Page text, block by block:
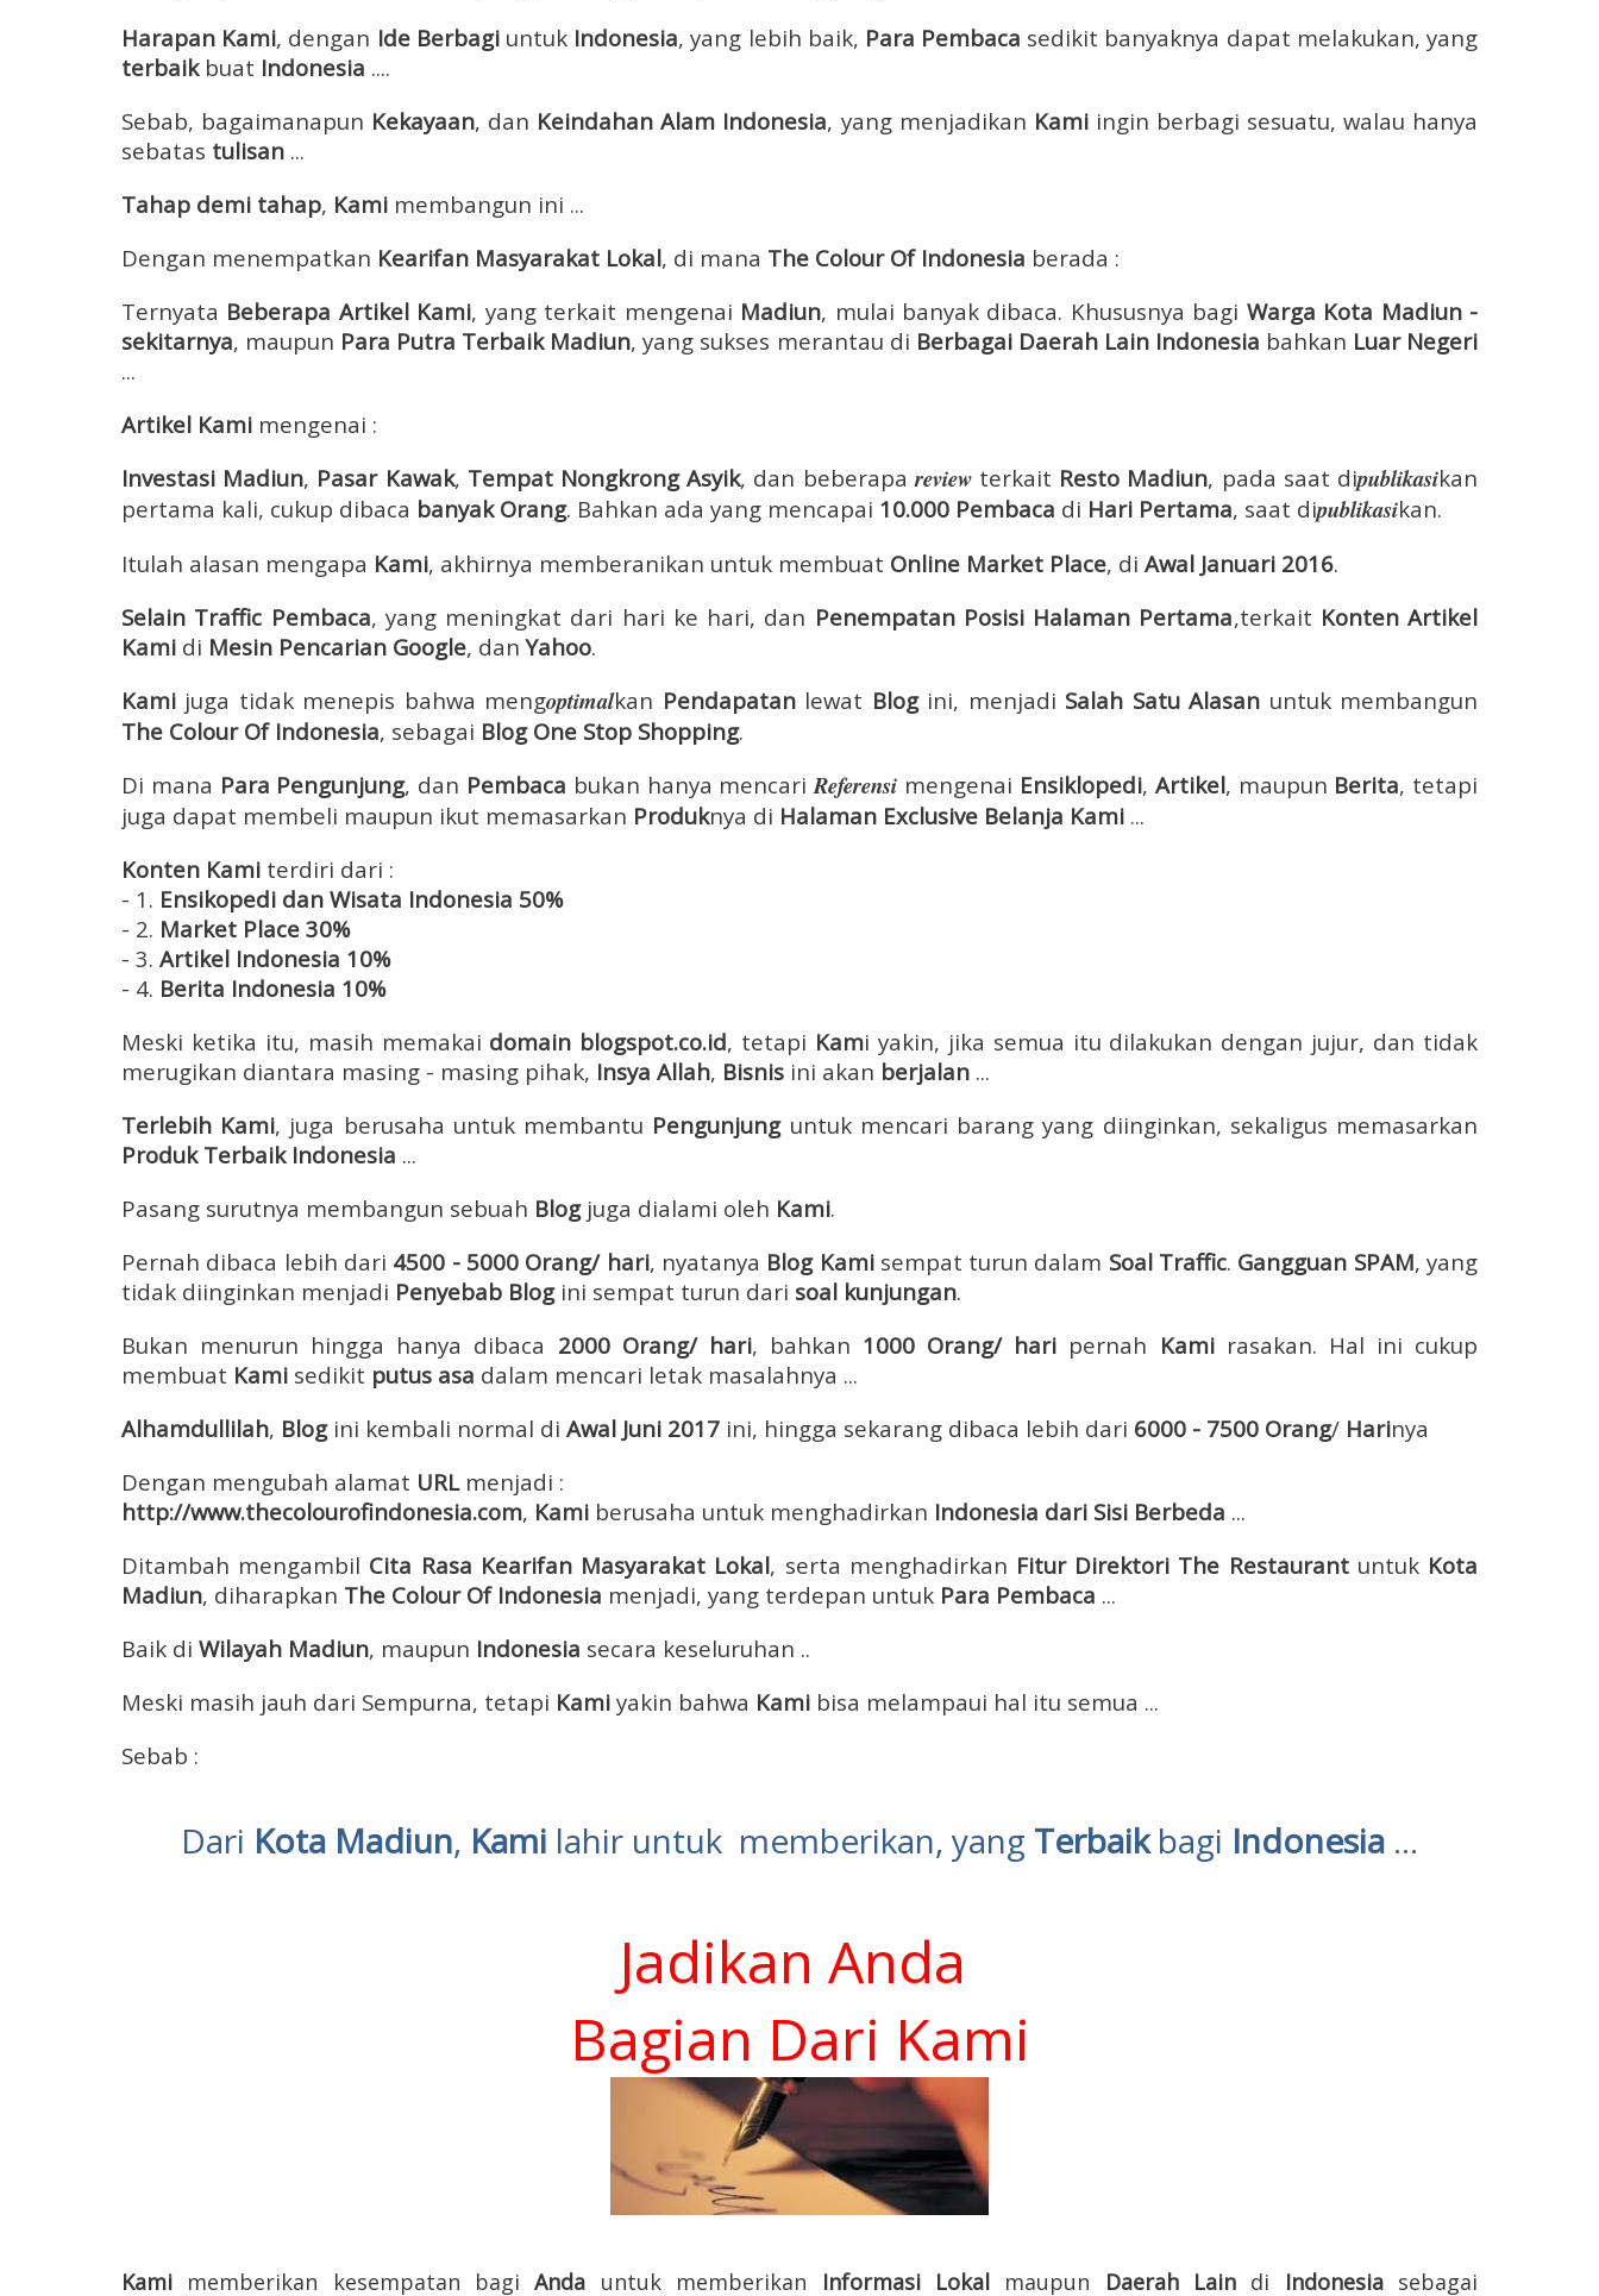
Harapan Kami, dengan Ide Berbagiuntuk Indonesia, yang lebih baik, Para Pembaca sedikit banyaknya dapat melakukan, yang
terbaikbuat Indonesia ....
Sebab, bagaimanapun Kekayaan, dan Keindahan Alam Indonesia, yang menjadikan Kami ingin berbagi sesuatu, walau hanya
sebatas tulisan ...
Tahap demi tahap, Kami membangun ini ...
Dengan menempatkan Kearifan Masyarakat Lokal, di mana The Colour Of Indonesia berada :
Ternyata Beberapa Artikel Kami, yang terkait mengenai Madiun, mulai banyak dibaca. Khususnya bagi Warga Kota Madiun -
sekitarnya, maupun Para Putra Terbaik Madiun, yang sukses merantau di Berbagai Daerah Lain Indonesia bahkan Luar Negeri
...
Artikel Kami mengenai :
Investasi Madiun, Pasar Kawak, Tempat Nongkrong Asyik, dan beberapareviewterkait Resto Madiun, pada saat dipublikasikan
pertama kali, cukup dibaca banyak Orang. Bahkan ada yang mencapai 10.000 Pembaca di Hari Pertama, saat dipublikasikan.
Itulah alasan mengapa Kami, akhirnya memberanikan untuk membuat Online Market Place, di Awal Januari 2016.
Selain Traffic Pembaca, yang meningkat dari hari ke hari, dan Penempatan Posisi Halaman Pertama,terkait Konten Artikel
Kami di Mesin Pencarian Google, danYahoo.
Kami juga tidak menepis bahwa mengoptimalkan Pendapatanlewat Blog ini, menjadi Salah Satu Alasan untuk membangun
The Colour Of Indonesia, sebagai Blog One Stop Shopping.
Di mana Para Pengunjung, dan Pembaca bukan hanya mencariReferensi mengenai Ensiklopedi, Artikel, maupun Berita, tetapi
juga dapat membeli maupun ikut memasarkan Produknya di Halaman Exclusive Belanja Kami ...
Konten Kami terdiri dari :
- 1. Ensikopedi dan Wisata Indonesia 50%
- 2. Market Place 30%
- 3. Artikel Indonesia 10%
- 4. Berita Indonesia 10%
Meski ketika itu, masih memakai domain blogspot.co.id, tetapi Kami yakin, jika semua itu dilakukan dengan jujur, dan tidak
merugikan diantara masing - masing pihak, Insya Allah, Bisnis ini akan berjalan ...
Terlebih Kami, juga berusaha untuk membantu Pengunjung untuk mencari barang yang diinginkan, sekaligus memasarkan
Produk Terbaik Indonesia ...
Pasang surutnya membangun sebuah Blogjuga dialami oleh Kami.
Pernah dibaca lebih dari 4500 - 5000 Orang/ hari, nyatanya Blog Kamisempat turun dalam Soal Traffic. Gangguan SPAM, yang
tidak diinginkan menjadi Penyebab Blogini sempat turun dari soal kunjungan.
Bukan menurun hingga hanya dibaca 2000 Orang/ hari, bahkan 1000 Orang/ hari pernah Kamirasakan. Hal ini cukup
membuat Kami sedikit putus asa dalam mencari letak masalahnya ...
Alhamdullilah, Blogini kembali normal di Awal Juni 2017 ini, hingga sekarang dibaca lebih dari 6000 - 7500 Orang/ Harinya
Dengan mengubah alamat URL menjadi :
http://www.thecolourofindonesia.com, Kami berusaha untuk menghadirkan Indonesia dari Sisi Berbeda ...
Ditambah mengambil Cita Rasa Kearifan Masyarakat Lokal, serta menghadirkan Fitur Direktori The Restaurantuntuk Kota
Madiun, diharapkan The Colour Of Indonesia menjadi, yang terdepan untuk Para Pembaca ...
Baik di Wilayah Madiun, maupun Indonesia secara keseluruhan ..
Meski masih jauh dari Sempurna, tetapi Kami yakin bahwa Kami bisa melampaui hal itu semua ...
Sebab :
Dari Kota Madiun, Kami lahir untuk memberikan, yang Terbaikbagi Indonesia ...
Jadikan Anda
Bagian Dari Kami
Kami memberikan kesempatan bagiAnda untuk memberikan Informasi Lokalmaupun Daerah Laindi Indonesiasebagai